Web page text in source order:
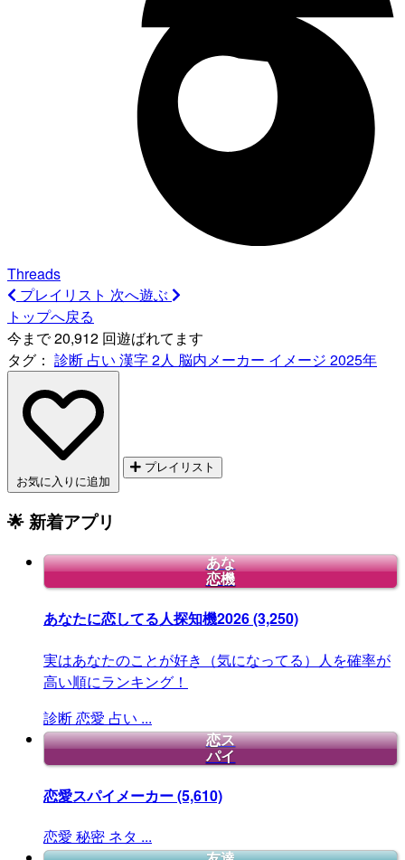
Threads
プレイリスト 次へ遊ぶ
トップへ戻る
今まで 20,912 回遊ばれてます
タグ： 診断 占い 漢字2人 脳内メーカー イメージ 2025年
お気に入りに追加
プレイリスト
🌟 新着アプリ
あな
恋機
あなたに恋してる人探知機2026(3,250)
実はあなたのことが好き（気になってる）人を確率が
高い順にランキング！
診断恋愛 占い ...
恋ス
パイ
恋愛スパイメーカー(5,610)
恋愛 秘密 ネタ ...